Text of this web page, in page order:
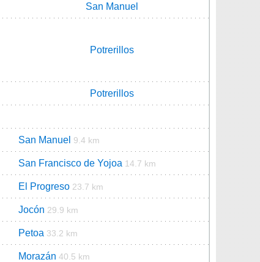
San Manuel
Potrerillos
Potrerillos
San Manuel 9.4 km
San Francisco de Yojoa 14.7 km
El Progreso 23.7 km
Jocón 29.9 km
Petoa 33.2 km
Morazán 40.5 km